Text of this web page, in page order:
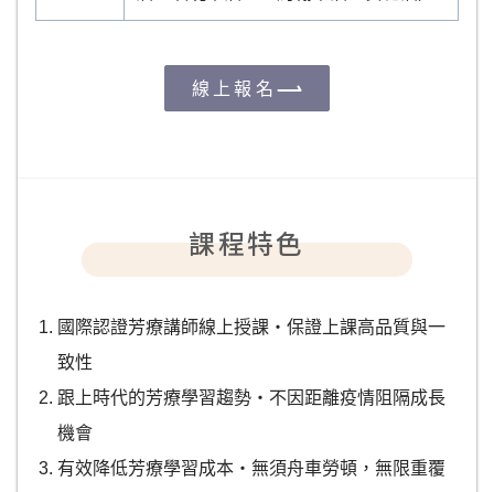
線上報名
課程特色
國際認證芳療講師線上授課‧保證上課高品質與一
致性
跟上時代的芳療學習趨勢‧不因距離疫情阻隔成長
機會
有效降低芳療學習成本‧無須舟車勞頓，無限重覆